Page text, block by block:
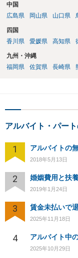
中国
広島県
岡山県 山口県
四国
香川県
愛媛県 高知県
九州・沖縄
福岡県
佐賀県 長崎県
アルバイト・パー
1 アルバイトの
2018年5月13日
2 婚姻費用と扶
2019年1月24日
3 賃金未払いで
2025年11月18日
4
2025年10月29日